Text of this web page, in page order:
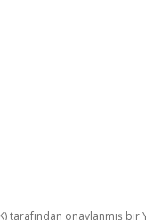
onaylanmış bir